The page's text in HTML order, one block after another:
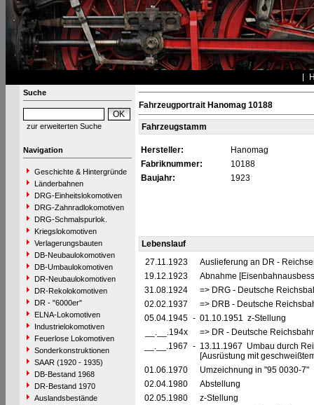
Suche
zur erweiterten Suche
Navigation
Geschichte & Hintergründe
Länderbahnen
DRG-Einheitslokomotiven
DRG-Zahnradlokomotiven
DRG-Schmalspurlok.
Kriegslokomotiven
Verlagerungsbauten
DB-Neubaulokomotiven
DB-Umbaulokomotiven
DR-Neubaulokomotiven
DR-Rekolokomotiven
DR - "6000er"
ELNA-Lokomotiven
Industrielokomotiven
Feuerlose Lokomotiven
Sonderkonstruktionen
SAAR (1920 - 1935)
DB-Bestand 1968
DR-Bestand 1970
Auslandsbestände
Fahrzeugportrait Hanomag 10188
Fahrzeugstamm
Hersteller:
Hanomag
Fabriknummer:
10188
Baujahr:
1923
Lebenslauf
27.11.1923
Auslieferung an DR -
19.12.1923
Abnahme
31.08.1924
=> DRG - Deutsche
02.02.1937
=> DRB - Deutsche
05.04.1945 - 01.10.1951 z-Stellung
__.__.194x
=> DR - Deutsche
__.__.1967 - 13.11.1967 Umbau durch
[Ausrüstung mit
01.06.1970
Umzeichnung in "95 0030-7"
02.04.1980
Abstellung
02.05.1980
z-Stellung